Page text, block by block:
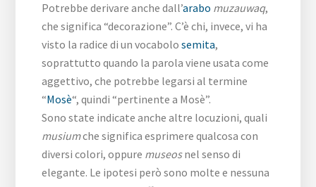
Potrebbe derivare anche dall’arabo muzauwaq,
che significa “decorazione”. C’è chi, invece, vi ha
visto la radice di un vocabolosemita,
soprattutto quando la parola viene usata come
aggettivo, che potrebbe legarsi al termine
“Mosè“, quindi “pertinente a Mosè”.
Sono state indicate anche altre locuzioni, quali
musiumche significa esprimere qualcosa con
diversi colori, oppure museosnel senso di
elegante. Le ipotesi però sono molte e nessuna